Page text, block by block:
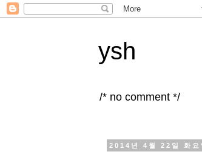
ysh
/* no comment */
2014년 4월 22일 화요